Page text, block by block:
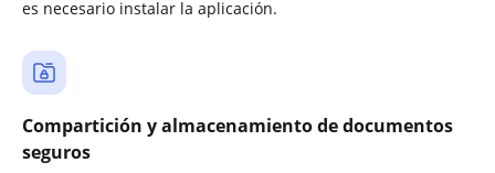
es necesario instalar la aplicación.
Compartición y almacenamiento de documentos
seguros